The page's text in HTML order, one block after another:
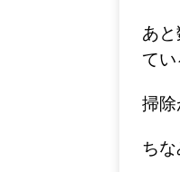
あ
て
掃除
ち